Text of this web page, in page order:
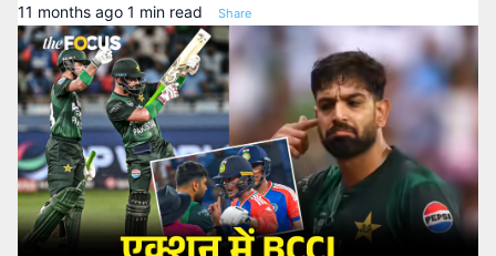
11 months ago 1 min read Share